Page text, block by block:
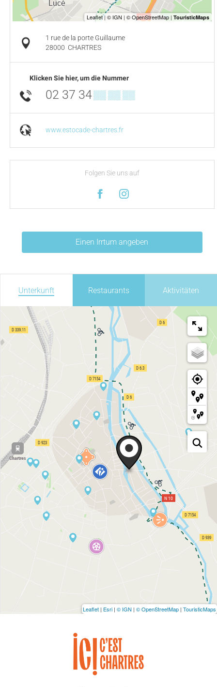
1 rue de la porte Guillaume
28000 CHARTRES
Klicken Sie hier, um die Nummer
02 37 34▒▒ ▒▒ ▒▒
www.estocade-chartres.fr
Folgen Sie uns auf
Einen Irrtum angeben
Unterkunft Restaurants Aktivitäten
Leaflet | Esri | © IGN | © OpenStreetMap | TouristicMaps